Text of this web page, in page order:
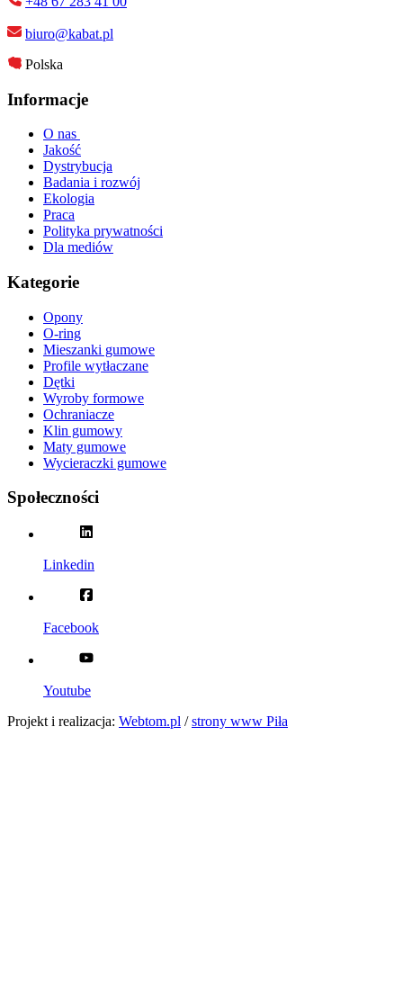
biuro@kabat.pl
Polska
Informacje
O nas
Jakość
Dystrybucja
Badania i rozwój
Ekologia
Praca
Polityka prywatności
Dla mediów
Kategorie
Opony
O-ring
Mieszanki gumowe
Profile wytłaczane
Dętki
Wyroby formowe
Ochraniacze
Klin gumowy
Maty gumowe
Wycieraczki gumowe
Społeczności
Linkedin
Facebook
Youtube
Projekt i realizacja: Webtom.pl / strony www Piła